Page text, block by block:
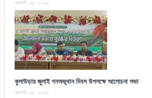
আগস্ট ০৬, ২০২৬
কুলাউড়ায় জুলাই গনঅভূথান দিবস উপলক্ষে আলোচনা সভা
আগস্ট ০৬, ২০২৬